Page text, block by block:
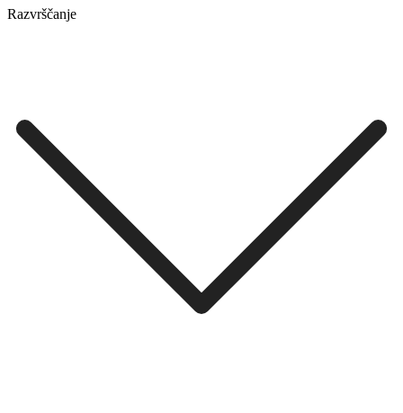
Razvrščanje